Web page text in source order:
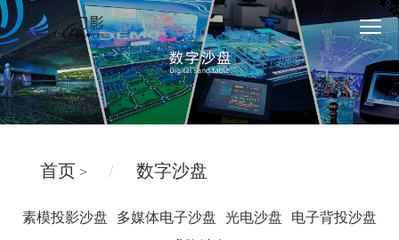
首页 > 数字沙盘
素模投影沙盘 多媒体电子沙盘 光电沙盘
电子背投沙盘